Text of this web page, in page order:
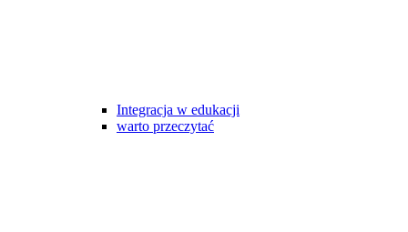
Integracja w edukacji
warto przeczytać